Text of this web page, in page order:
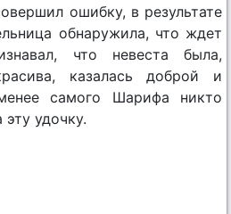
ошибку, в результате
обнаружила, что ждет
что невеста была,
казалась доброй и
самого Шарифа никто
удочку.